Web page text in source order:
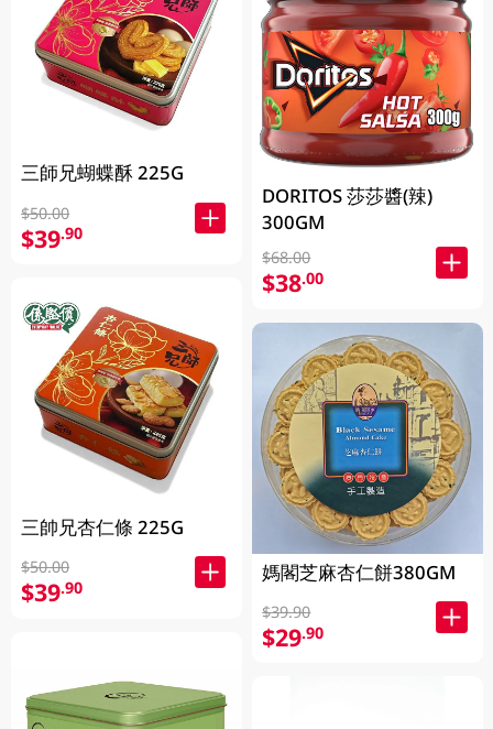
三師兄蝴蝶酥 225G
$50.00
$39.90
三帥兄杏仁條 225G
$50.00
$39.90
DORITOS 莎莎醬(辣)
300GM
$68.00
$38.00
媽閣芝麻杏仁餅380GM
$39.90
$29.90